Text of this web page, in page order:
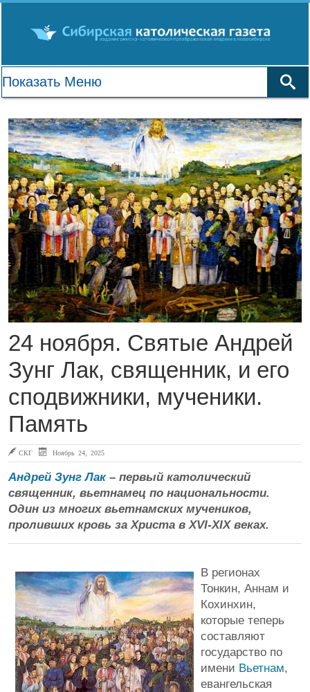
24 ноября. Святые Андрей
Зунг Лак, священник, и его
сподвижники, мученики.
Память
СКГ Ноябрь 24, 2025
Андрей Зунг Лак – первый католический
священник, вьетнамец по национальности.
Один из многих вьетнамских мучеников,
проливших кровь за Христа вXVI-XIX веках.
В регионах
Тонкин, Аннам и
Кохинхин,
которые теперь
составляют
государство по
имени Вьетнам,
евангельская